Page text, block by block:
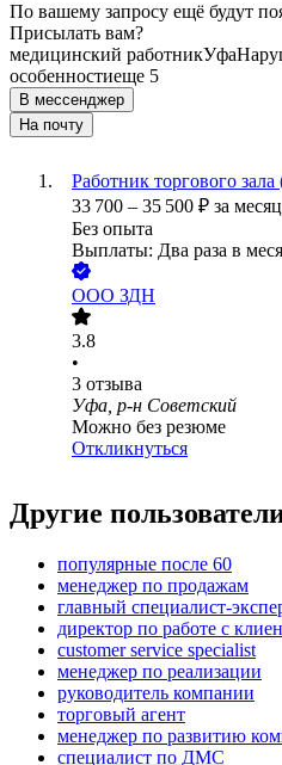
По вашему запросу ещё будут
Присылать вам?
медицинский работникУфа
особенностиеще 5
В мессенджер
На почту
Работник торгового зала
33 700 – 35 500 ₽ за
Без опыта
Выплаты: Два раза в
ООО ЗДН
3.8
•
3 отзыва
Уфа, р-н Советский
Можно без резюме
Откликнуться
Другие
популярные после 60
менеджер по продажам
главный специалист-
директор по работе с
customer service specialist
менеджер по реализации
руководитель компании
торговый агент
менеджер по развитию
специалист по ДМС